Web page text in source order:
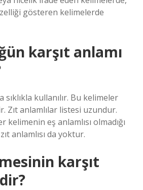
gösteren kelimelerde
karşıt anlamı
kullanılır. Bu kelimeler
Zıt anlamlılar listesi uzundur.
kelimenin eş anlamlısı olmadığı
anlamlısı da yoktur.
karşıt